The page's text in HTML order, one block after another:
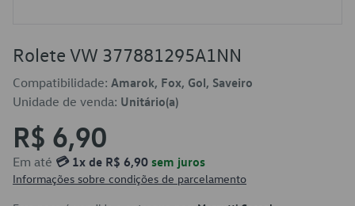
Rolete VW 377881295A1NN
Compatibilidade: Amarok, Fox, Gol, Saveiro
Unidade de venda: Unitário(a)
R$ 6,90
Em até 💳 1x de R$ 6,90 sem juros
Informações sobre condições de parcelamento